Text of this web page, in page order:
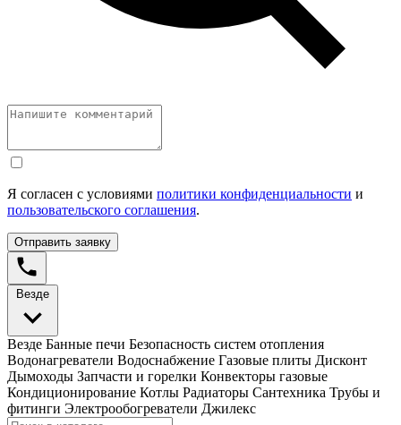
Я согласен с условиями политики конфиденциальности и
пользовательского соглашения.
Отправить заявку
Везде
Везде Банные печи Безопасность систем отопления
Водонагреватели Водоснабжение Газовые плиты Дисконт
Дымоходы Запчасти и горелки Конвекторы газовые
Кондиционирование Котлы Радиаторы Сантехника Трубы и
фитинги Электрообогреватели Джилекс